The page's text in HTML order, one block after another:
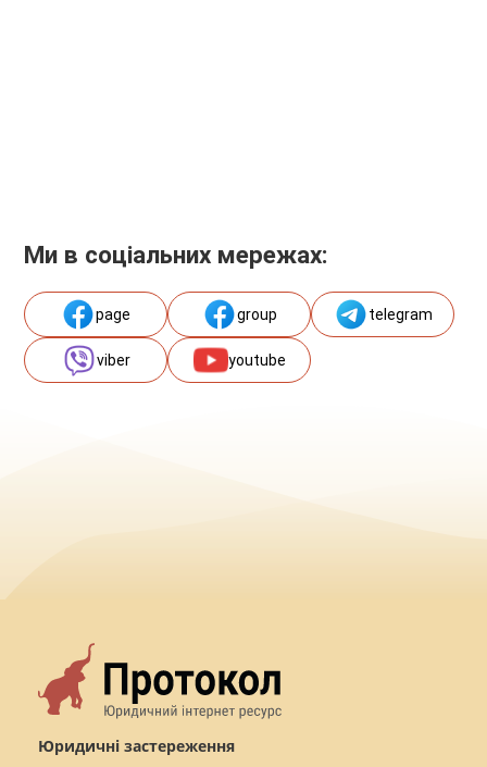
Ми в соціальних мережах:
page group telegram
viber youtube
Юридичні застереження